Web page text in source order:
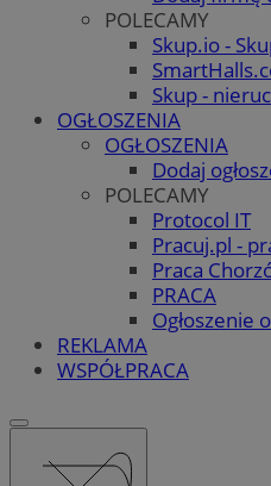
POLECAMY
Skup.io -
Skup -
OGŁOSZENIA
OGŁOSZENIA
Dodaj
POLECAMY
Protocol IT
Pracuj.pl -
Praca
PRACA
Ogłoszenie
REKLAMA
WSPÓŁPRACA